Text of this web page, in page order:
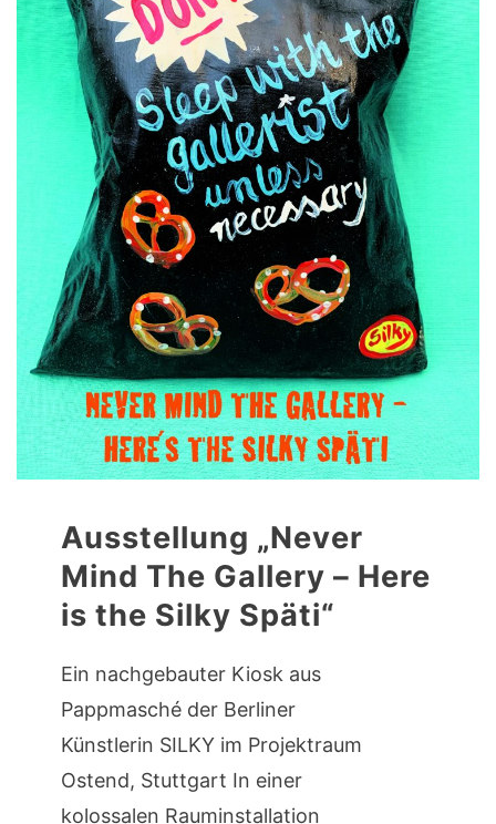
Ausstellung „Never
Mind The Gallery – Here
is the Silky Späti“
Ein nachgebauter Kiosk aus
Pappmasché der Berliner
Künstlerin SILKY im Projektraum
Ostend, Stuttgart In einer
kolossalen Rauminstallation